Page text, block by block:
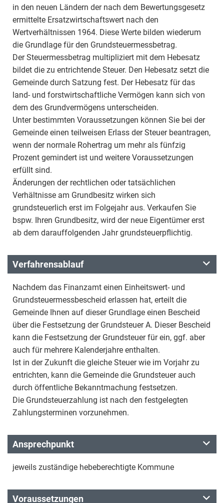
in den neuen Ländern der nach dem Bewertungsgesetz
ermittelte Ersatzwirtschaftswert nach den
Wertverhältnissen 1964. Diese Werte bilden wiederum
die Grundlage für den Grundsteuermessbetrag.
Der Steuermessbetrag multipliziert mit dem Hebesatz
bildet die zu entrichtende Steuer. Den Hebesatz setzt die
Gemeinde durch Satzung fest. Der Hebesatz für das
land- und forstwirtschaftliche Vermögen kann sich von
dem des Grundvermögens unterscheiden.
Unter bestimmten Voraussetzungen können Sie bei der
Gemeinde einen teilweisen Erlass der Steuer beantragen,
wenn der normale Rohertrag um mehr als fünfzig
Prozent gemindert ist und weitere Voraussetzungen
erfüllt sind.
Änderungen der rechtlichen oder tatsächlichen
Verhältnisse am Grundbesitz wirken sich
grundsteuerlich erst im Folgejahr aus. Verkaufen Sie
bspw. Ihren Grundbesitz, wird der neue Eigentümer erst
ab dem darauffolgenden Jahr grundsteuerpflichtig.
Verfahrensablauf
Nachdem das Finanzamt einen Einheitswert- und
Grundsteuermessbescheid erlassen hat, erteilt die
Gemeinde Ihnen auf dieser Grundlage einen Bescheid
über die Festsetzung der Grundsteuer A. Dieser Bescheid
kann die Festsetzung der Grundsteuer für ein, ggf. aber
auch für mehrere Kalenderjahre enthalten.
Ist in der Zukunft die gleiche Steuer wie im Vorjahr zu
entrichten, kann die Gemeinde die Grundsteuer auch
durch öffentliche Bekanntmachung festsetzen.
Die Grundsteuerzahlung ist nach den festgelegten
Zahlungsterminen vorzunehmen.
Ansprechpunkt
jeweils zuständige hebeberechtigte Kommune
Voraussetzungen